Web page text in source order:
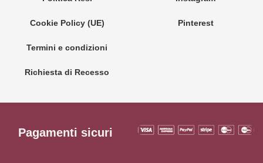
Cookie Policy (UE)
Termini e condizioni
Richiesta di Recesso
Pinterest
Pagamenti sicuri